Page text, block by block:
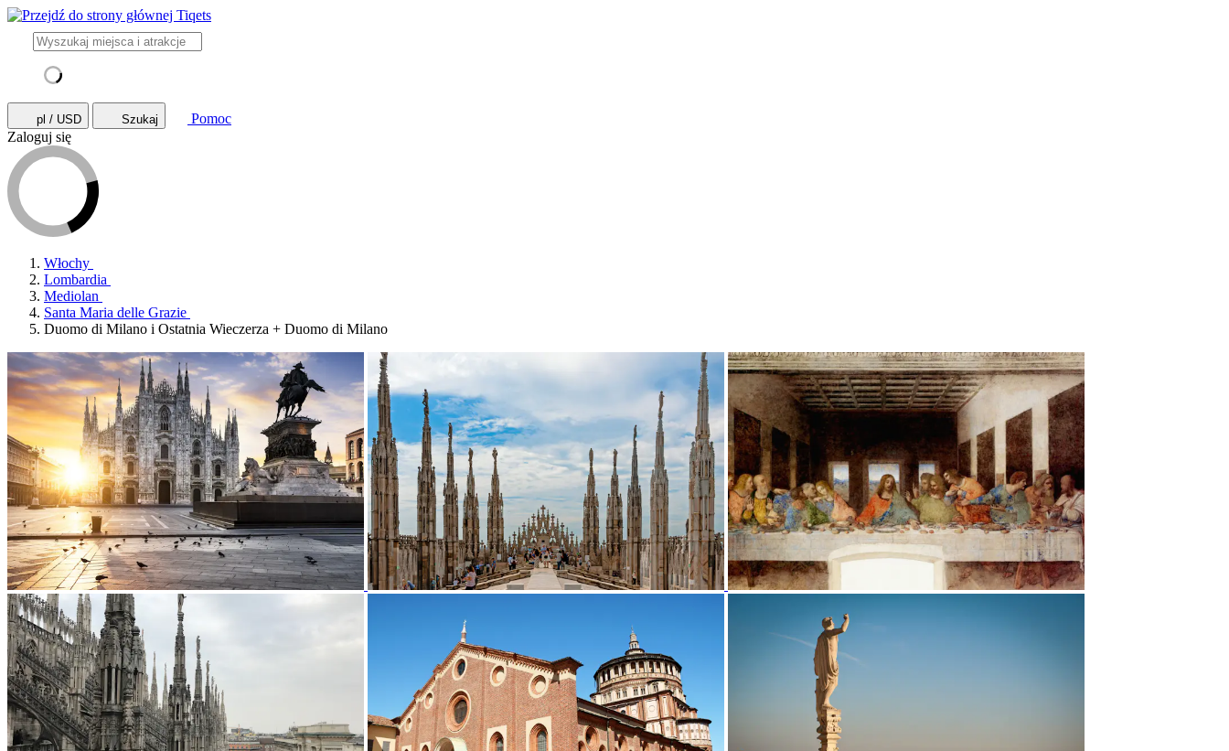
pl / USD Szukaj
Pomoc
Zaloguj się
Włochy
Lombardia
Mediolan
Santa Maria delle Grazie
Duomo di Milano i Ostatnia Wieczerza + Duomo di Milano